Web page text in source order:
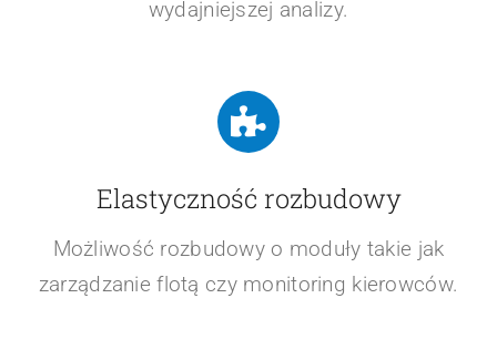
wydajniejszej analizy.
Elastyczność rozbudowy
Możliwość rozbudowy o moduły takie jak
zarządzanie flotą czy monitoring kierowców.